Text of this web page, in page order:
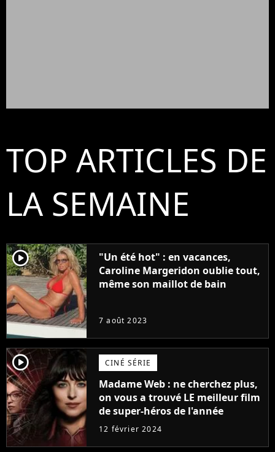
TOP ARTICLES DE
LA SEMAINE
player2
"Un été hot" : en vacances,
Caroline Margeridon oublie tout,
même son maillot de bain
7 août 2023
player2 CINÉ SÉRIE
Madame Web : ne cherchez plus,
on vous a trouvé LE meilleur film
de super-héros de l'année
12 février 2024